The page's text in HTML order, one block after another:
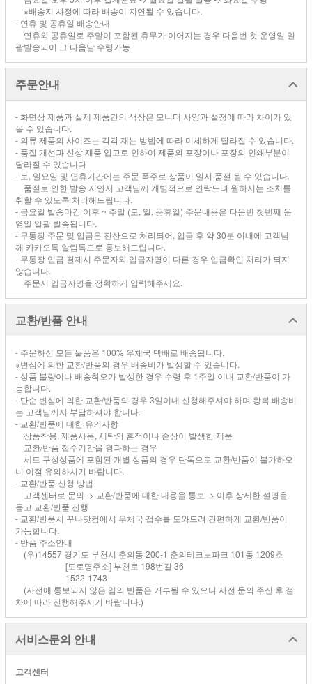
※배송지 사정에 따라 배송이 지연될 수 있습니다.
- 연휴 및 공휴일 배송안내
연휴와 공휴일로 주말이 포함된 휴무가 이어지는 경우 다음번 첫 운영일 일
괄발송되어 그 다음날 수령가능
주문안내
- 화면상 제품과 실제 제품간의 색상은 모니터 사양과 설정에 따라 차이가 있
을 수 있습니다.
- 의류 제품의 사이즈는 각각 재는 방법에 따라 미세하게 달라질 수 있습니다.
- 품질 개선과 신상 재품 입고로 인하여 제품의 포장이나 포장의 인쇄부분이
달라질 수 있습니다
- 토, 일요일 및 연휴기간에는 주문 폭주로 상품이 일시 품절 될 수 있습니다.
품절로 인한 발송 지연시 고객님께 개별적으로 연락드려 원하시는 조치를
취할 수 있도록 처리해드립니다.
- 금요일 발송마감 이후 ~ 주말 (토, 일, 공휴일) 주문내용은 다음번 첫번째 운
영일 일괄 발송됩니다.
- 무통장 주문 및 입금은 전산으로 처리되어, 입금 후 약 30분 이내에 고객님
께 카카오톡 알림톡으로 통보해드립니다.
- 무통장 입금 결제시 주문자와 입금자명이 다른 경우 입금확인 처리가 되지
않습니다.
주문시 입금자명을 정확하게 입력해주세요.
교환/반품 안내
- 주문하신 모든 물품은 100% 우체국 택배로 배송됩니다.
※변심에 의한 교환/반품의 경우 배송비가 발생할 수 있습니다.
- 상품 불량이나 배송착오가 발생한 경우 수령 후 1주일 이내 교환/반품이 가
능합니다.
- 단순 변심에 의한 교환/반품의 경우 3일이내 신청해주셔야 하며 왕복 배송비
는 고객님께서 부담하셔야 합니다.
- 교환/반품에 대한 유의사항
상품착용, 제품사용, 세탁의 흔적이나 손상이 발생한 제품
교환/반품 접수기간을 경과하는 경우
세트 구성상품에 포함된 개별 상품의 경우 단독으로 교환/반품이 불가하오
니 이점 유의하시기 바랍니다.
- 교환/반품 신청 방법
고객센터로 문의 -> 교환/반품에 대한 내용을 통보 -> 이후 상세한 설명을
듣고 교환/반품 진행
- 교환/반품시 꾸나닷컴에서 우체국 접수를 도와드려 간편하게 교환/반품이
가능합니다.
- 반품 주소안내
(우)14557 경기도 부천시 춘의동 200-1 춘의테크노파크 101동 1209호
[도로명주소] 부천로 198번길 36
1522-1743
(사전에 통보되지 않은 임의 반품은 거부될 수 있으니 사전 문의 주신 후 절
차에 따라 진행해주시기 바랍니다.)
서비스문의 안내
고객센터